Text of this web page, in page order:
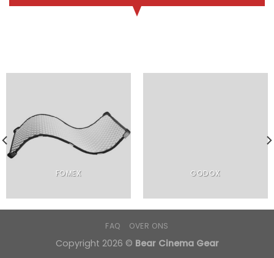
FOMEX GODOX
FAQ OVER ONS
Copyright 2026 © Bear Cinema Gear